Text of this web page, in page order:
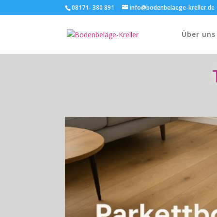
08171- 380 891 info@bodenbelaege-kreller.de
Über uns